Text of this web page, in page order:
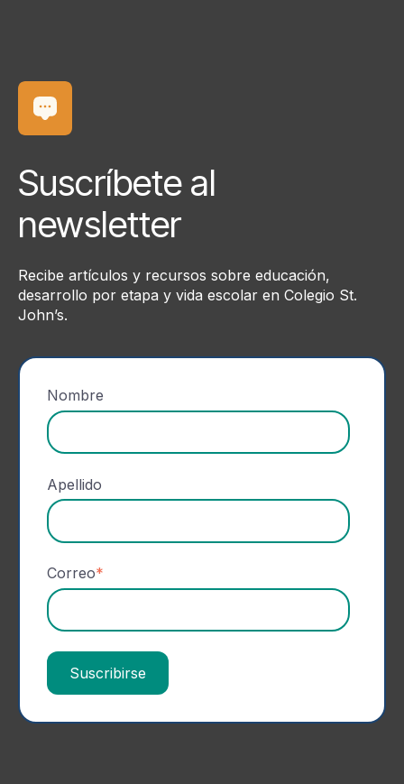
Suscríbete al
newsletter
Recibe artículos y recursos sobre educación,
desarrollo por etapa y vida escolar en Colegio St.
John’s.
Nombre
Apellido
Correo*